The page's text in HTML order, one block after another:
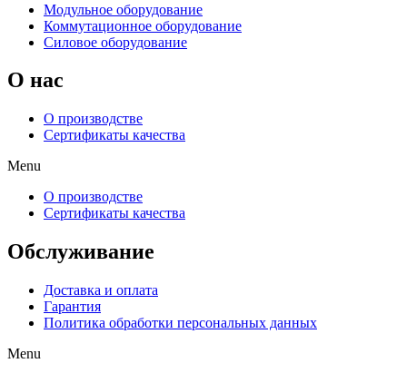
Модульное оборудование
Коммутационное оборудование
Силовое оборудование
O нас
О производстве
Сертификаты качества
Menu
О производстве
Сертификаты качества
Обслуживание
Доставка и оплата
Гарантия
Политика обработки персональных данных
Menu